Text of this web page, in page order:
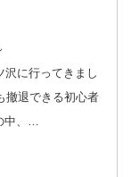
沢に行ってきまし
撤退できる初心者
中、…